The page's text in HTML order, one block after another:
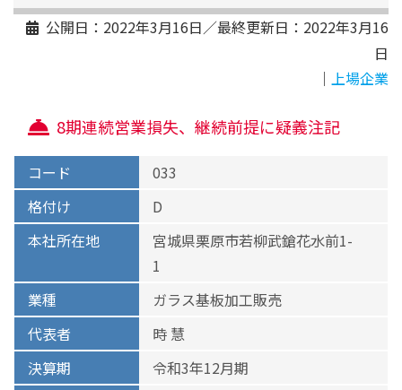
公開日： 2022年3月16日／最終更新日： 2022年3月16
日
｜ 上場企業
8期連続営業損失、継続前提に疑義注記
コード
033
格付け
D
本社所在地
宮城県栗原市若柳武鎗花水前1-
1
業種
ガラス基板加工販売
代表者
時 慧
決算期
令和3年12月期